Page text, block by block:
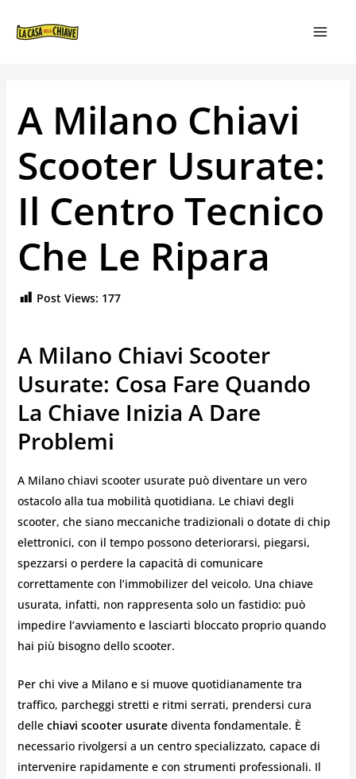
A Milano Chiavi
Scooter Usurate:
Il Centro Tecnico
Che Le Ripara
Post Views: 177
A Milano Chiavi Scooter
Usurate: Cosa Fare Quando
La Chiave Inizia A Dare
Problemi
A Milano chiavi scooter usurate può diventare un vero
ostacolo alla tua mobilità quotidiana. Le chiavi degli
scooter, che siano meccaniche tradizionali o dotate di chip
elettronici, con il tempo possono deteriorarsi, piegarsi,
spezzarsi o perdere la capacità di comunicare
correttamente con l’immobilizer del veicolo. Una chiave
usurata, infatti, non rappresenta solo un fastidio: può
impedire l’avviamento e lasciarti bloccato proprio quando
hai più bisogno dello scooter.
Per chi vive a Milano e si muove quotidianamente tra
traffico, parcheggi stretti e ritmi serrati, prendersi cura
delle chiavi scooter usuratediventa fondamentale. È
necessario rivolgersi a un centro specializzato, capace di
intervenire rapidamente e con strumenti professionali. Il
ARTICOLI